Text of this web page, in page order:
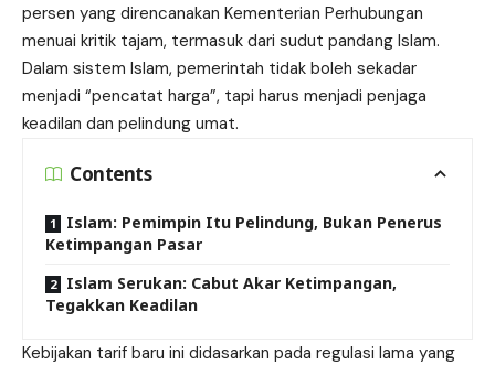
persen yang direncanakan Kementerian Perhubungan
menuai kritik tajam, termasuk dari sudut pandang Islam.
Dalam sistem Islam, pemerintah tidak boleh sekadar
menjadi “pencatat harga”, tapi harus menjadi penjaga
keadilan dan pelindung umat.
Contents
Islam: Pemimpin Itu Pelindung, Bukan Penerus
Ketimpangan Pasar
Islam Serukan: Cabut Akar Ketimpangan,
Tegakkan Keadilan
Kebijakan tarif baru ini didasarkan pada regulasi lama yang